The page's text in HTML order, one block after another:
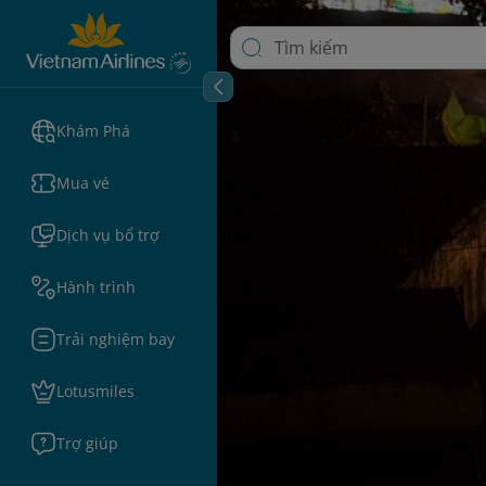
Khám Phá
Mua vé
Dịch vụ bổ trợ
Hành trình
Trải nghiệm bay
Lotusmiles
Trợ giúp